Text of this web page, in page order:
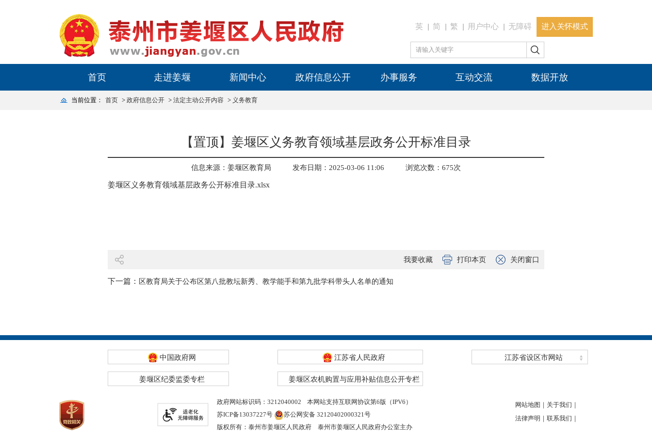
英 简 繁 用户中心 无障碍 进入关怀模式
首页 走进姜堰 新闻中心 政府信息公开 办事服务 互动交流 数据开放
当前位置： 首页 > 政府信息公开 > 法定主动公开内容 > 义务教育
【置顶】姜堰区义务教育领域基层政务公开标准目录
信息来源：姜堰区教育局 发布日期：2025-03-06 11:06 浏览次数： 675次
姜堰区义务教育领域基层政务公开标准目录.xlsx
我要收藏 打印本页 关闭窗口
下一篇： 区教育局关于公布区第八批教坛新秀、教学能手和第九批学科带头人名单的通知
中国政府网 江苏省人民政府 江苏省设区市网站
姜堰区纪委监委专栏 姜堰区农机购置与应用补贴信息公开专栏
政府网站标识码：3212040002
本网站支持互联网协议第6版（IPV6）
苏ICP备13037227号
苏公网安备 32120402000321号
版权所有：泰州市姜堰区人民政府
泰州市姜堰区人民政府办公室主办
网站地图｜ 关于我们｜
法律声明｜ 联系我们｜